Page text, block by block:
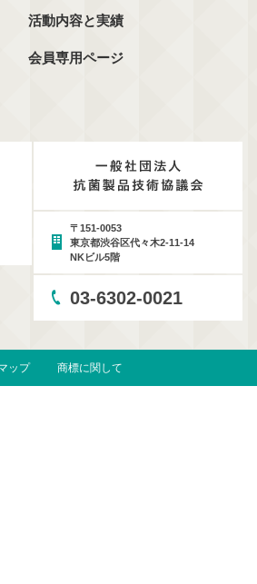
活動内容と実績
会員専用ページ
〒151-0053
東京都渋谷区代々木2-11-14
NKビル5階
03-6302-0021
ップ 商標に関して